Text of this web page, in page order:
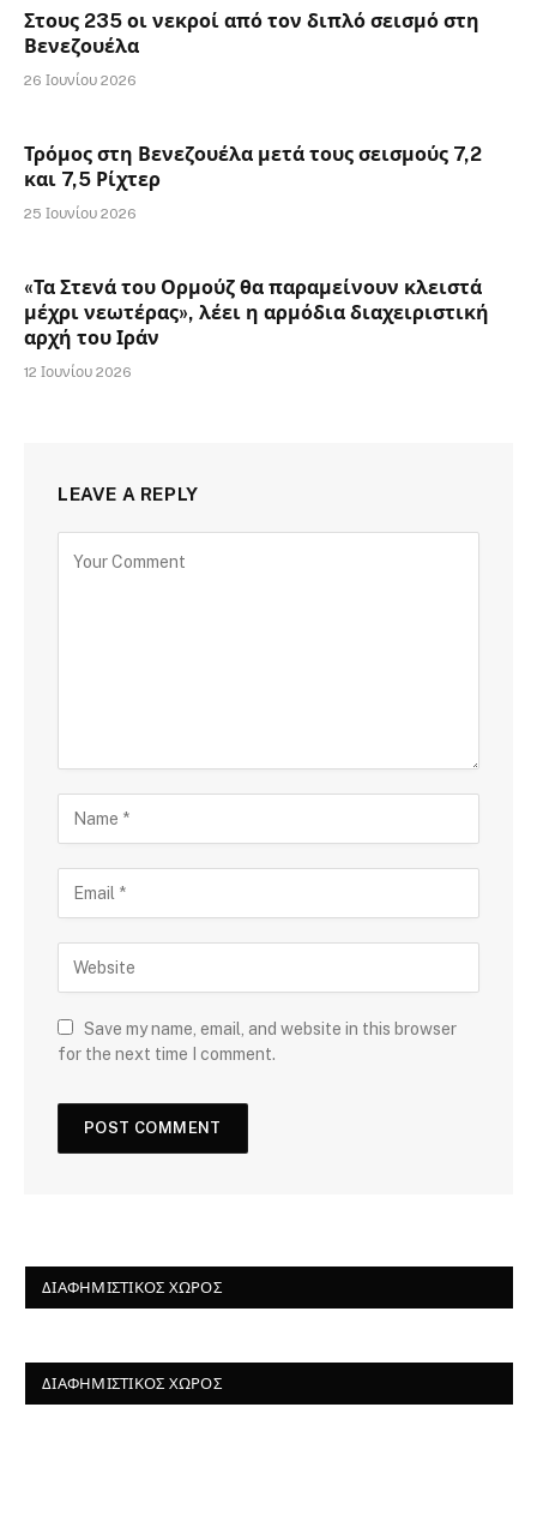
Στους 235 οι νεκροί από τον διπλό σεισμό στη
Βενεζουέλα
26 Ιουνίου 2026
Τρόμος στη Βενεζουέλα μετά τους σεισμούς 7,2
και 7,5 Ρίχτερ
25 Ιουνίου 2026
«Τα Στενά του Ορμούζ θα παραμείνουν κλειστά
μέχρι νεωτέρας», λέει η αρμόδια διαχειριστική
αρχή του Ιράν
12 Ιουνίου 2026
LEAVE A REPLY
Save my name, email, and website in this browser
for the next time I comment.
ΔΙΑΦΗΜΙΣΤΙΚΌΣ ΧΏΡΟΣ
ΔΙΑΦΗΜΙΣΤΙΚΌΣ ΧΏΡΟΣ